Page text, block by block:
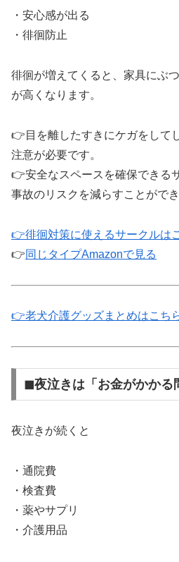
・安心感が出る
・徘徊防止
徘徊が増えてくると、家具にぶ
が高くなります。
👉目を離したすきにケガをして
注意が必要です。
👉安全なスペースを確保できる
事故のリスクを減らすことができ
👉徘徊対策に使えるサークルは
👉同じタイプAmazonで見る
👉老犬介護グッズまとめはこち
◼︎夜泣きは「お金がかかる
夜泣きが続くと
・通院費
・検査費
・薬やサプリ
・介護用品